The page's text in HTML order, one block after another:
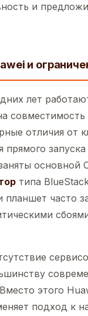
и
и
лет
отличия от
основной
типа
планшет часто
этого
подход к